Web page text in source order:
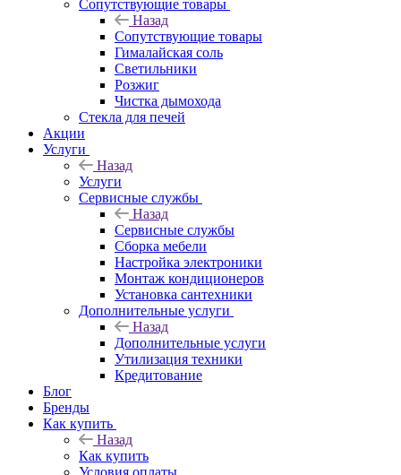
Сопутствующие товары
Назад
Сопутствующие товары
Гималайская соль
Светильники
Розжиг
Чистка дымохода
Стекла для печей
Акции
Услуги
Назад
Услуги
Сервисные службы
Назад
Сервисные службы
Сборка мебели
Настройка электроники
Монтаж кондиционеров
Установка сантехники
Дополнительные услуги
Назад
Дополнительные услуги
Утилизация техники
Кредитование
Блог
Бренды
Как купить
Назад
Как купить
Условия оплаты